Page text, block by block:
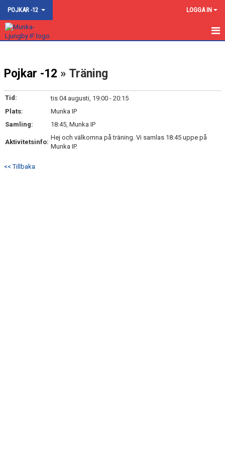
POJKAR -12 LOGGA IN
NYHETER
KALENDER
TRUPPEN
Pojkar -12 » Träning
Tid:
tis 04 augusti, 19:00 - 20:15
Plats:
Munka IP
Samling:
18:45, Munka IP
Aktivitetsinfo:
Hej och välkomna på träning. Vi samlas 18:45 uppe på
Munka IP.
<< Tillbaka